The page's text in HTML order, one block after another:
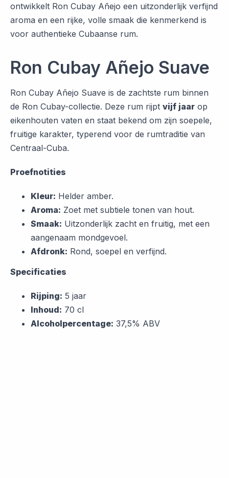
ontwikkelt Ron Cubay Añejo een uitzonderlijk verfijnd
aroma en een rijke, volle smaak die kenmerkend is
voor authentieke Cubaanse rum.
Ron Cubay Añejo Suave
Ron Cubay Añejo Suave is de zachtste rum binnen
de Ron Cubay-collectie. Deze rum rijpt vijf jaar op
eikenhouten vaten en staat bekend om zijn soepele,
fruitige karakter, typerend voor de rumtraditie van
Centraal-Cuba.
Proefnotities
Kleur: Helder amber.
Aroma: Zoet met subtiele tonen van hout.
Smaak: Uitzonderlijk zacht en fruitig, met een
aangenaam mondgevoel.
Afdronk: Rond, soepel en verfijnd.
Specificaties
Rijping: 5 jaar
Inhoud: 70 cl
Alcoholpercentage: 37,5% ABV